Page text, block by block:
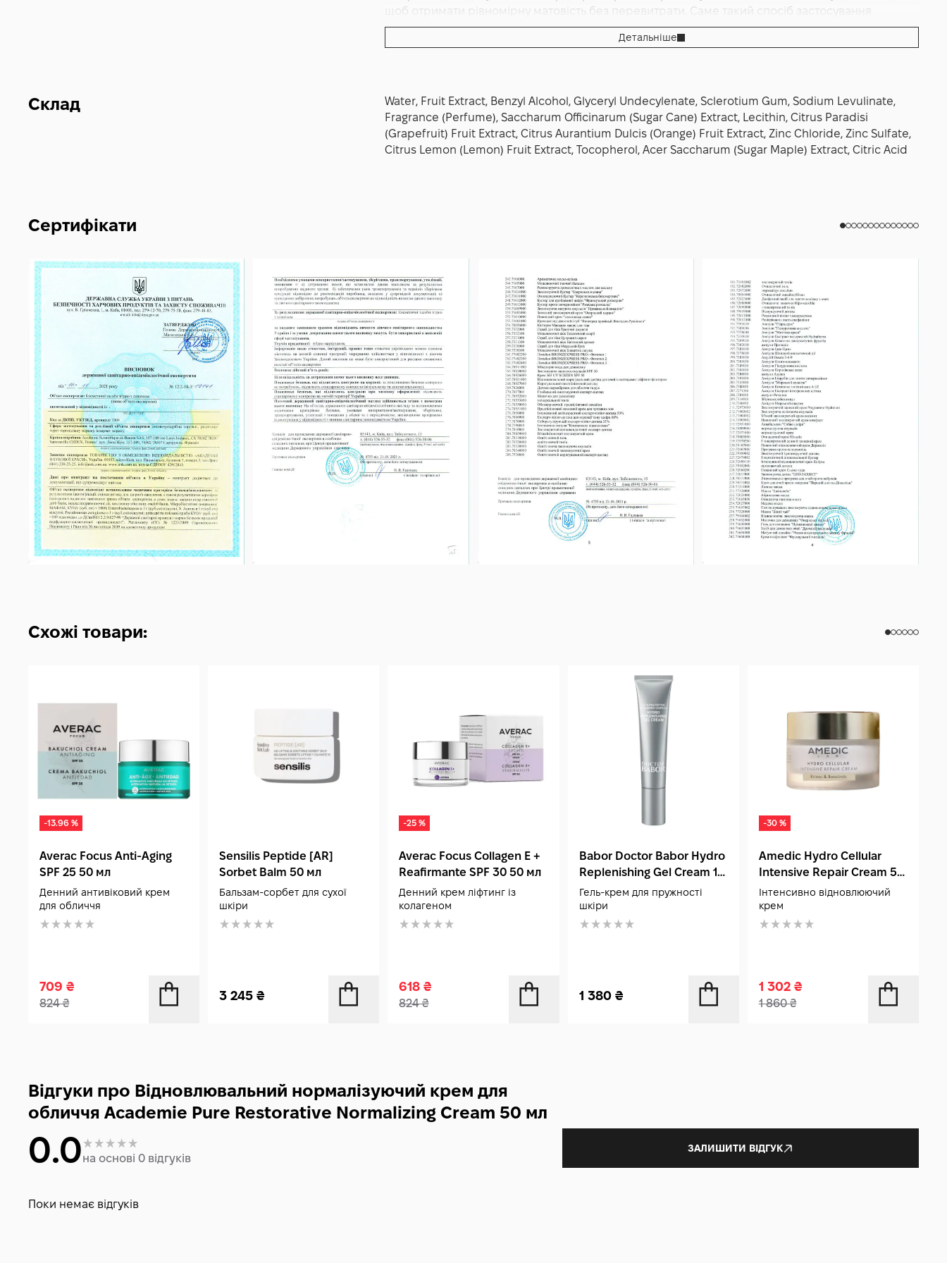
щоб отримати рівномірну матовість без перевитрати. Саме такий спосіб застосування
зазначений виробником.
Детальніше
Склад
Water, Fruit Extract, Benzyl Alcohol, Glyceryl Undecylenate, Sclerotium Gum, Sodium Levulinate,
Fragrance (Perfume), Saccharum Officinarum (Sugar Cane) Extract, Lecithin, Citrus Paradisi
(Grapefruit) Fruit Extract, Citrus Aurantium Dulcis (Orange) Fruit Extract, Zinc Chloride, Zinc Sulfate,
Citrus Lemon (Lemon) Fruit Extract, Tocopherol, Acer Saccharum (Sugar Maple) Extract, Citric Acid
Сертифікати
Схожі товари:
-13.96 %
Averac Focus Anti-Aging
SPF 25 50 мл
Денний антивіковий крем
для обличчя
709 ₴
824₴
Sensilis Peptide [AR]
Sorbet Balm 50 мл
Бальзам-сорбет для сухої
шкіри
3 245₴
-25 %
Averac Focus Collagen E +
Reafirmante SPF 30 50 мл
Денний крем ліфтинг із
колагеном
618₴
824₴
Babor Doctor Babor Hydro
Replenishing Gel Cream 15
мл
Гель-крем для пружності
шкіри
1 380 ₴
-30 %
Amedic Hydro Cellular
Intensive Repair Cream 50
мл
Інтенсивно відновлюючий
крем
1 302 ₴
1 860₴
Відгуки про Відновлювальний нормалізуючий крем для
обличчя Academie Pure Restorative Normalizing Cream 50 мл
0.0на основі 0 відгуків
ЗАЛИШИТИ ВІДГУК
Поки немає відгуків